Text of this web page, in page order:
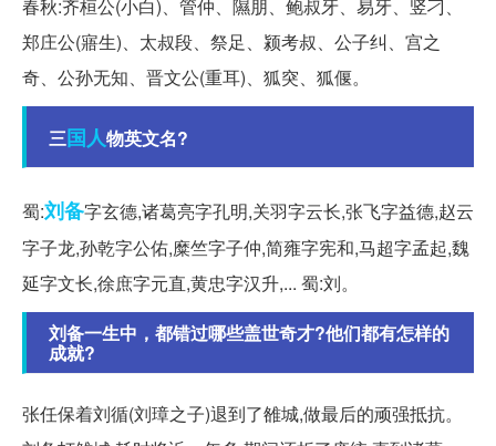
春秋:齐桓公(小白)、管仲、隰朋、鲍叔牙、易牙、竖刁、
郑庄公(寤生)、太叔段、祭足、颍考叔、公子纠、宫之
奇、公孙无知、晋文公(重耳)、狐突、狐偃。
三国人物英文名?
蜀:刘备字玄德,诸葛亮字孔明,关羽字云长,张飞字益德,赵云
字子龙,孙乾字公佑,糜竺字子仲,简雍字宪和,马超字孟起,魏
延字文长,徐庶字元直,黄忠字汉升,... 蜀:刘。
刘备一生中，都错过哪些盖世奇才?他们都有怎样的
成就?
张任保着刘循(刘璋之子)退到了雒城,做最后的顽强抵抗。